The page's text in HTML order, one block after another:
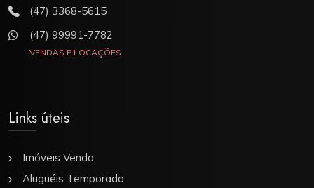
(47) 3368-5615
(47) 99991-7782
VENDAS E LOCAÇÕES
Links úteis
Imóveis Venda
Aluguéis Temporada